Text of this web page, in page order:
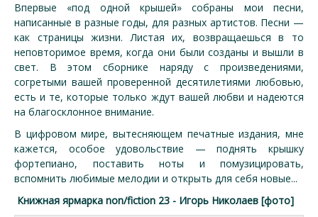
Впервые «под одной крышей» собраны мои песни,
написанные в разные годы, для разных артистов. Песни —
как страницы жизни. Листая их, возвращаешься в то
неповторимое время, когда они были созданы и вышли в
свет. В этом сборнике наряду с произведениями,
согретыми вашей проверенной десятилетиями любовью,
есть и те, которые только ждут вашей любви и надеются
на благосклонное внимание.
В цифровом мире, вытесняющем печатные издания, мне
кажется, особое удовольствие — поднять крышку
фортепиано, поставить ноты и помузицировать,
вспомнить любимые мелодии и открыть для себя новые...
Книжная ярмарка non/fiction 23 - Игорь Николаев [фото]